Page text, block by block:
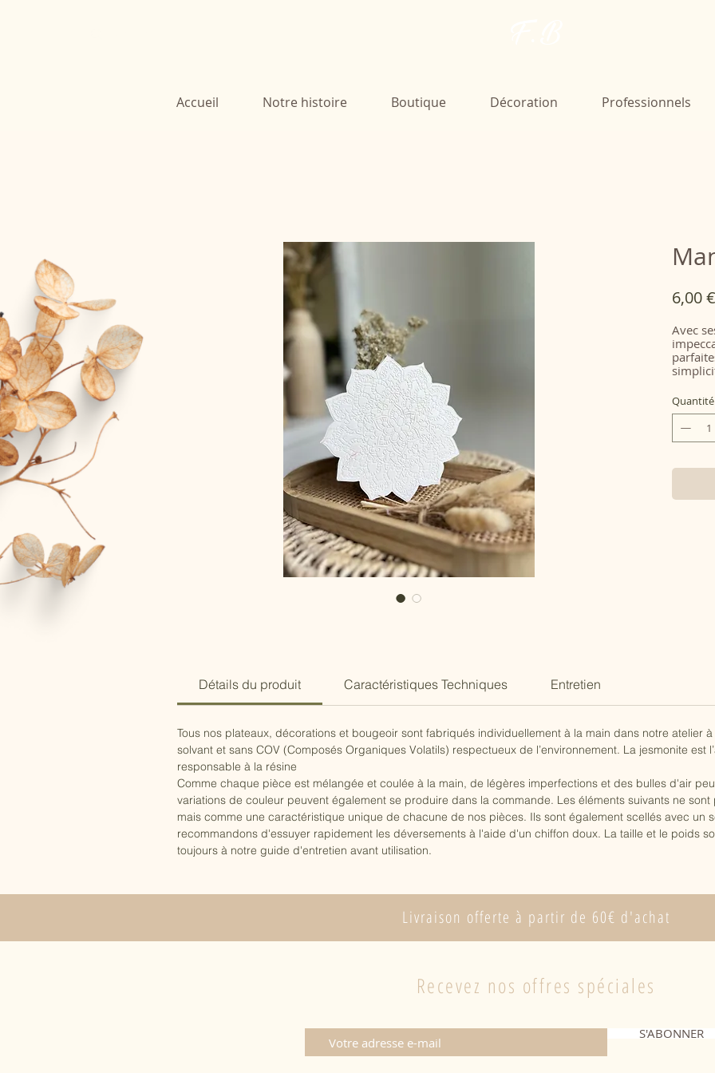
Accueil Notre histoire Boutique Décoration Professionnels
6,00 €
Avec
bien
Quantité
Détails du produit Caractéristiques Techniques Entretien
Tous nos plateaux, décorations et bougeoir sont fabriqués individuellement à la main dans notre atelier
solvant et sans COV (Composés Organiques Volatils) respectueux de l’environnement. La jesmonite est
responsable à la résine
Comme chaque pièce est mélangée et coulée à la main, de légères imperfections et des bulles d'air
variations de couleur peuvent également se produire dans la commande. Les éléments suivants ne
mais comme une caractéristique unique de chacune de nos pièces. Ils sont également scellés avec un
recommandons d'essuyer rapidement les déversements à l'aide d'un chiffon doux. La taille et le poids
toujours à notre guide d'entretien avant utilisation.
Livraison offerte à partir de 60€ d'achat
Recevez nos offres spéciales
S'ABONNER